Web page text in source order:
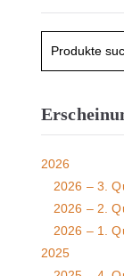
2026
2026 – 3.
2026 – 2.
2026 – 1.
2025